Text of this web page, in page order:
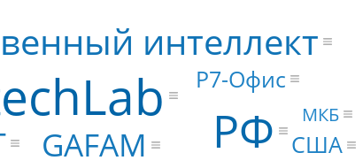
РФ
интеллект
GAFAM
Р7-Офис
США
МКБ